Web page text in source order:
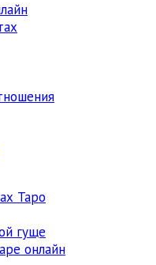
Таро
гуще
онлайн